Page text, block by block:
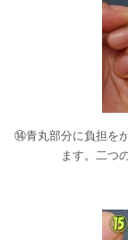
⑭青丸部分に負担を
ます。二つ